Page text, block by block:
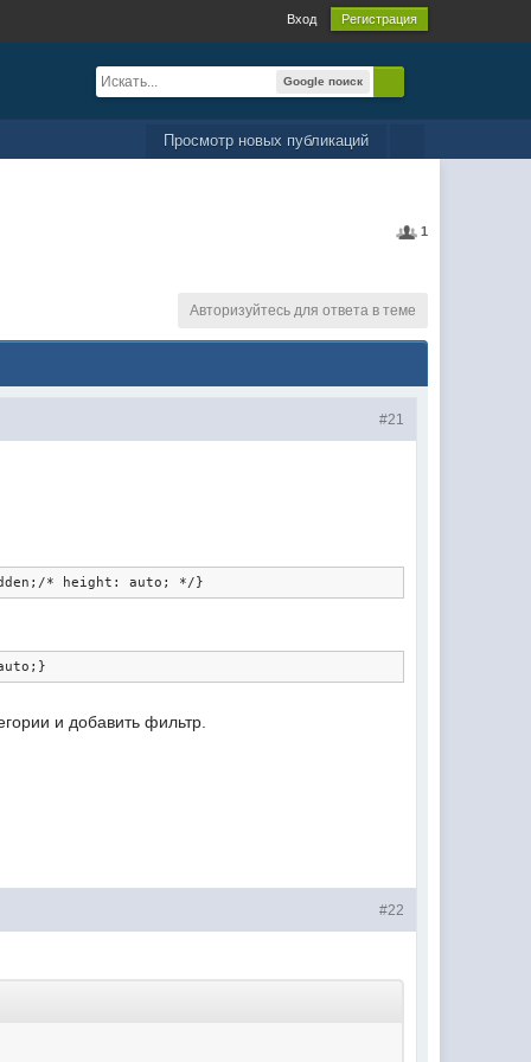
Вход Регистрация
Google поиск
Просмотр новых публикаций
1
Авторизуйтесь для ответа в теме
#21
* height: auto; */}
и добавить фильтр.
#22